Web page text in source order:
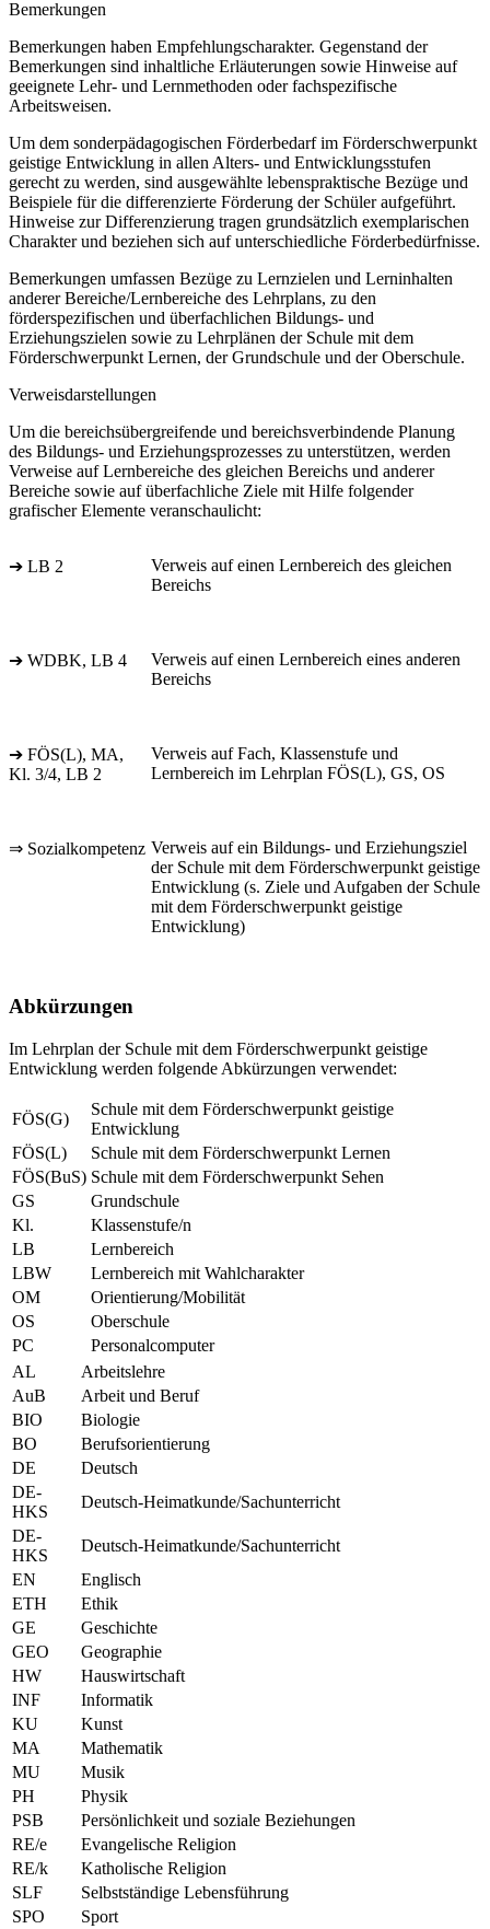
Bemerkungen
Bemerkungen haben Empfehlungscharakter. Gegenstand der
Bemerkungen sind inhaltliche Erläuterungen sowie Hinweise auf
geeignete Lehr- und Lernmethoden oder fachspezifische
Arbeitsweisen.
Um dem sonderpädagogischen Förderbedarf im Förderschwerpunkt
geistige Entwicklung in allen Alters- und Entwicklungsstufen
gerecht zu werden, sind ausgewählte lebenspraktische Bezüge und
Beispiele für die differenzierte Förderung der Schüler aufgeführt.
Hinweise zur Differenzierung tragen grundsätzlich exemplarischen
Charakter und beziehen sich auf unterschiedliche Förderbedürfnisse.
Bemerkungen umfassen Bezüge zu Lernzielen und Lerninhalten
anderer Bereiche/Lernbereiche des Lehrplans, zu den
förderspezifischen und überfachlichen Bildungs- und
Erziehungszielen sowie zu Lehrplänen der Schule mit dem
Förderschwerpunkt Lernen, der Grundschule und der Oberschule.
Verweisdarstellungen
Um die bereichsübergreifende und bereichsverbindende Planung
des Bildungs- und Erziehungsprozesses zu unterstützen, werden
Verweise auf Lernbereiche des gleichen Bereichs und anderer
Bereiche sowie auf überfachliche Ziele mit Hilfe folgender
grafischer Elemente veranschaulicht:
➔ LB 2
Verweis auf einen Lernbereich des gleichen
Bereichs
➔ WDBK, LB 4
Verweis auf einen Lernbereich eines anderen
Bereichs
➔ FÖS(L), MA,
Kl. 3/4, LB 2
Verweis auf Fach, Klassenstufe und
Lernbereich im Lehrplan FÖS(L), GS, OS
⇒ Sozialkompetenz Verweis auf ein Bildungs- und Erziehungsziel
der Schule mit dem Förderschwerpunkt geistige
Entwicklung (s. Ziele und Aufgaben der Schule
mit dem Förderschwerpunkt geistige
Entwicklung)
Abkürzungen
Im Lehrplan der Schule mit dem Förderschwerpunkt geistige
Entwicklung werden folgende Abkürzungen verwendet:
FÖS(G)
Schule mit dem Förderschwerpunkt geistige
Entwicklung
FÖS(L)
Schule mit dem Förderschwerpunkt Lernen
FÖS(BuS) Schule mit dem Förderschwerpunkt Sehen
GS
Grundschule
Kl.
Klassenstufe/n
LB
Lernbereich
LBW
Lernbereich mit Wahlcharakter
OM
Orientierung/Mobilität
OS
Oberschule
PC
Personalcomputer
AL
Arbeitslehre
AuB
Arbeit und Beruf
BIO
Biologie
BO
Berufsorientierung
DE
Deutsch
DE-
HKS
Deutsch-Heimatkunde/Sachunterricht
DE-
HKS
Deutsch-Heimatkunde/Sachunterricht
EN
Englisch
ETH
Ethik
GE
Geschichte
GEO
Geographie
HW
Hauswirtschaft
INF
Informatik
KU
Kunst
MA
Mathematik
MU
Musik
PH
Physik
PSB
Persönlichkeit und soziale Beziehungen
RE/e
Evangelische Religion
RE/k
Katholische Religion
SLF
Selbstständige Lebensführung
SPO
Sport